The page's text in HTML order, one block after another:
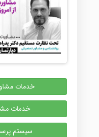
خدمات
خدمات
سیستم